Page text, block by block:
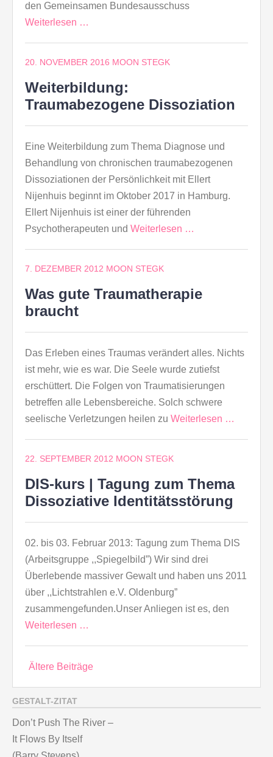
den Gemeinsamen Bundesausschuss
Weiterlesen …
20. NOVEMBER 2016 MOON STEGK
Weiterbildung:
Traumabezogene Dissoziation
Eine Weiterbildung zum Thema Diagnose und
Behandlung von chronischen traumabezogenen
Dissoziationen der Persönlichkeit mit Ellert
Nijenhuis beginnt im Oktober 2017 in Hamburg.
Ellert Nijenhuis ist einer der führenden
Psychotherapeuten und Weiterlesen …
7. DEZEMBER 2012 MOON STEGK
Was gute Traumatherapie
braucht
Das Erleben eines Traumas verändert alles. Nichts
ist mehr, wie es war. Die Seele wurde zutiefst
erschüttert. Die Folgen von Traumatisierungen
betreffen alle Lebensbereiche. Solch schwere
seelische Verletzungen heilen zu Weiterlesen …
22. SEPTEMBER 2012 MOON STEGK
DIS-kurs | Tagung zum Thema
Dissoziative Identitätsstörung
02. bis 03. Februar 2013: Tagung zum Thema DIS
(Arbeitsgruppe ,,Spiegelbild”) Wir sind drei
Überlebende massiver Gewalt und haben uns 2011
über ,,Lichtstrahlen e.V. Oldenburg”
zusammengefunden.Unser Anliegen ist es, den
Weiterlesen …
Beitragsnavigation
Ältere Beiträge
GESTALT-ZITAT
Don’t Push The River –
It Flows By Itself